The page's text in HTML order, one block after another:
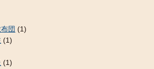
団 (1)
(1)
(1)